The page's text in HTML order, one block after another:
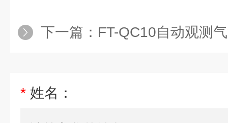
下一篇： FT-QC10自动观测
* 姓名：